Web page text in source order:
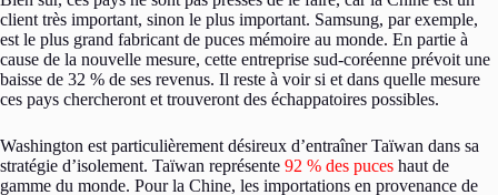
client très important, sinon le plus important. Samsung, par exemple,
est le plus grand fabricant de puces mémoire au monde. En partie à
cause de la nouvelle mesure, cette entreprise sud-coréenne prévoit une
baisse de 32 % de ses revenus. Il reste à voir si et dans quelle mesure
ces pays chercheront et trouveront des échappatoires possibles.
Washington est particulièrement désireux d’entraîner Taïwan dans sa
stratégie d’isolement. Taïwan représente 92 % des puces haut de
gamme du monde. Pour la Chine, les importations en provenance de